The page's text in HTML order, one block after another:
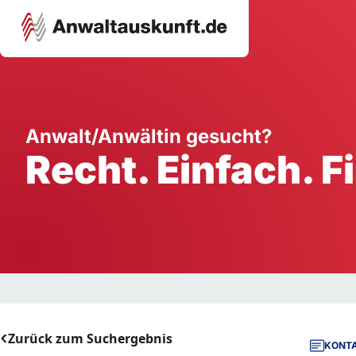
Ausbildung
Handwerk
Dienstleistung
Anwalt/Anwältin gesucht?
Recht. Einfach.
Zurück zum Suchergebnis